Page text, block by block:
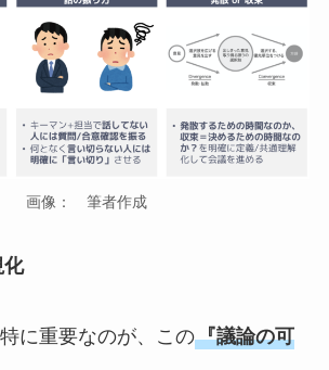
画像： 筆者作成
化
に重要なのが、この『議論の可